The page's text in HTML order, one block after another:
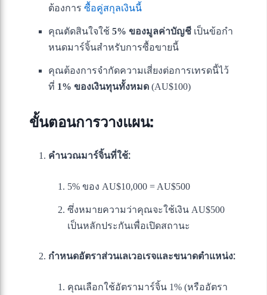
ต้องการ ซื้อคู่สกุลเงินนี้
คุณตัดสินใจใช้ 5% ของมูลค่าบัญชี เป็นข้อกำ
หนดมาร์จิ้นสำหรับการซื้อขายนี้
คุณต้องการจำกัดความเสี่ยงต่อการเทรดนี้ไว้
ที่ 1% ของเงินทุนทั้งหมด (AU$100)
ขั้นตอนการวางแผน:
คำนวณมาร์จิ้นที่ใช้:
5% ของ AU$10,000 = AU$500
ซึ่งหมายความว่าคุณจะใช้เงิน AU$500
เป็นหลักประกันเพื่อเปิดสถานะ
กำหนดอัตราส่วนเลเวอเรจและขนาดตำแหน่ง:
คุณเลือกใช้อัตรามาร์จิ้น 1% (หรืออัตรา